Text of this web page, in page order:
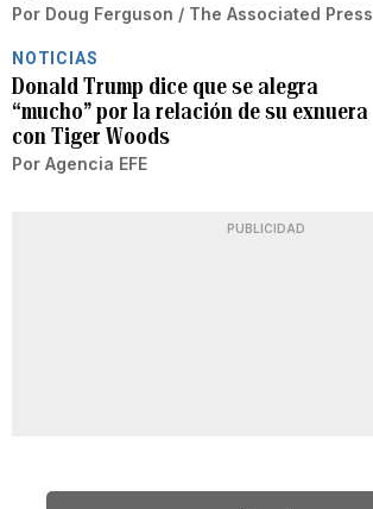
Por Doug Ferguson / The Associated Press
NOTICIAS
Donald Trump dice que se alegra
“mucho” por la relación de su exnuera
con Tiger Woods
Por Agencia EFE
PUBLICIDAD